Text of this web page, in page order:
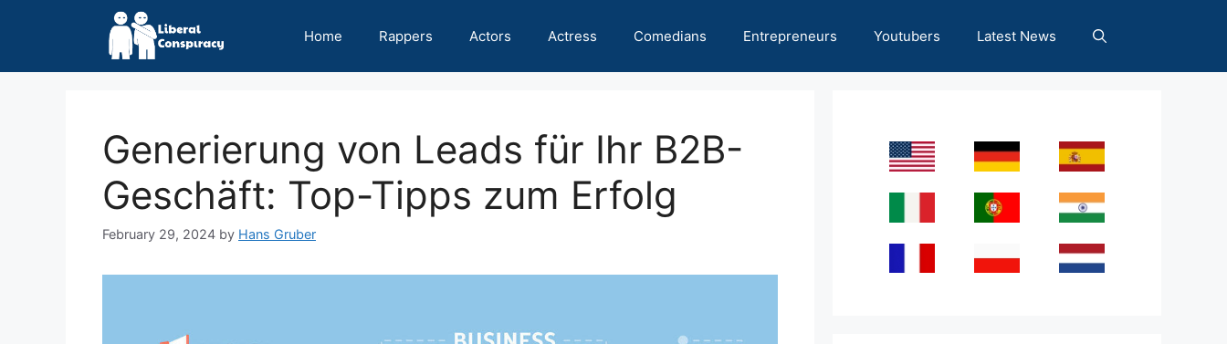
Home Rappers Actors Actress Comedians Entrepreneurs Youtubers Latest News
Generierung von Leads für Ihr B2B-
Geschäft: Top-Tipps zum Erfolg
February 29, 2024 by Hans Gruber